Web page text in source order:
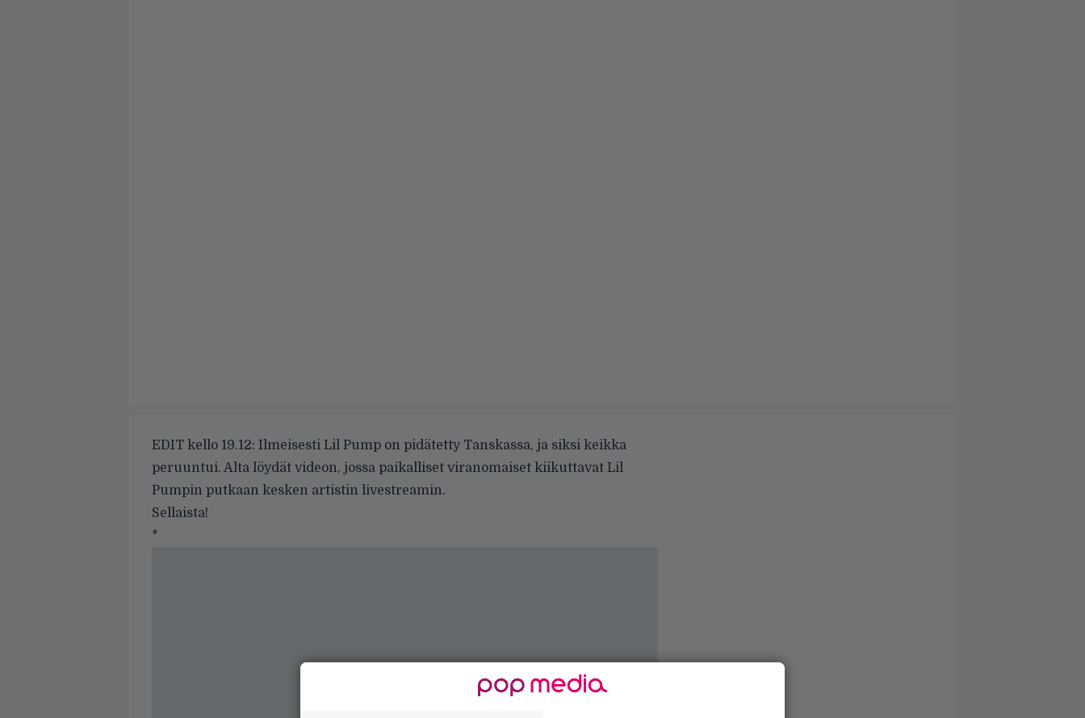
EDIT kello 19.12: Ilmeisesti Lil Pump on pidätetty Tanskassa, ja siksi keikka
peruuntui. Alta löydät videon, jossa paikalliset viranomaiset kiikuttavat Lil
Pumpin putkaan kesken artistin livestreamin.
Sellaista!
*